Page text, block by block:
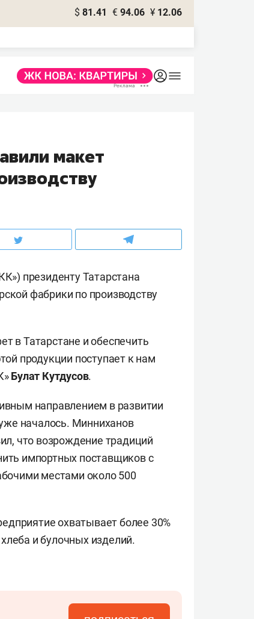
$ 81.41 € 94.06 ¥ 12.06
макет
президенту Татарстана
фабрики по производству
в Татарстане и обеспечить
продукции поступает к нам
Булат Кутдусов.
направлением в развитии
началось. Минниханов
что возрождение традиций
импортных поставщиков с
местами около 500
охватывает более 30%
и булочных изделий.